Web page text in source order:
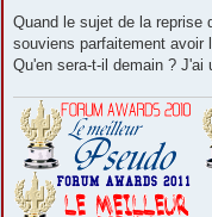
s
a
g
Quand le sujet de la reprise
souviens parfaitement avoir
Qu'en sera-t-il demain ? J'ai